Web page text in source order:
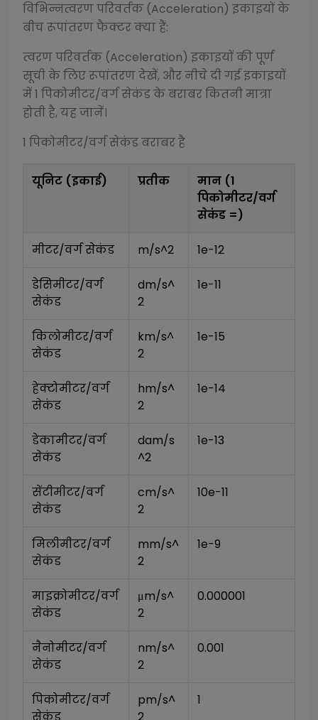
विभिन्नत्वरण परिवर्तक (Acceleration) इकाइयों के
बीच रूपांतरण फैक्टर क्या हैं:
त्वरण परिवर्तक (Acceleration) इकाइयों की पूर्ण
सूची के लिए रूपांतरण देखें, और नीचे दी गई इकाइयों
में 1 पिकोमीटर/वर्ग सेकंडके बराबर कितनी मात्रा
होती है, यह जानें।
1 पिकोमीटर/वर्ग सेकंडबराबर है
यूनिट (इकाई) प्रतीक
मान (1
पिकोमीटर/वर्ग
सेकंड =)
मीटर/वर्ग सेकंड m/s^2 1e-12
डेसिमीटर/वर्ग
सेकंड
dm/s^
2
1e-11
किलोमीटर/वर्ग
सेकंड
km/s^
2
1e-15
हेक्टोमीटर/वर्ग
सेकंड
hm/s^
2
1e-14
डेकामीटर/वर्ग
सेकंड
dam/s
^2
1e-13
सेंटीमीटर/वर्ग
सेकंड
cm/s^
2
10e-11
मिलीमीटर/वर्ग
सेकंड
mm/s^
2
1e-9
माइक्रोमीटर/वर्ग
सेकंड
μm/s^
2
0.000001
नैनोमीटर/वर्ग
सेकंड
nm/s^
2
0.001
पिकोमीटर/वर्ग
pm/s^
1